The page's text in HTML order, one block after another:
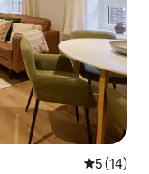
5 (14)